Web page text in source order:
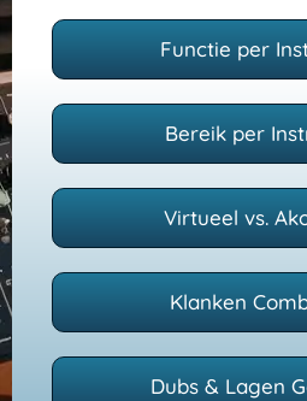
Functie per
Bereik per
Virtueel vs.
Klanken
Dubs & Lagen